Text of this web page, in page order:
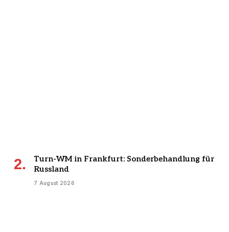
Turn-WM in Frankfurt: Sonderbehandlung für
Russland
7 August 2026